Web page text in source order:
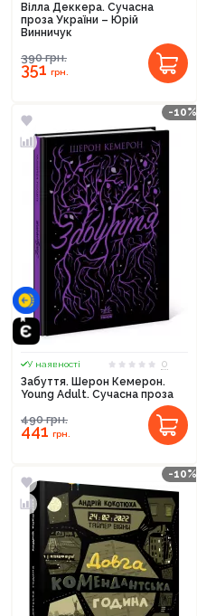
Вілла Деккера. Сучасна
проза України – Юрій
Винничук
390грн.
351грн.
-10%
У наявності
0
Забуття. Шерон Кемерон.
Young Adult. Сучасна проза
490грн.
441грн.
-10%